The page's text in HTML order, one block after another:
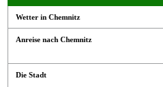
Wetter in Chemnitz
Anreise nach Chemnitz
Die Stadt